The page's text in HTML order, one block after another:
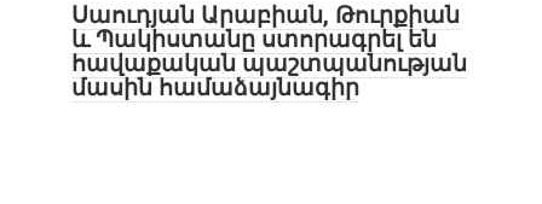
Սաուդյան Արաբիան, Թուրքիան
և Պակիստանը ստորագրել են
հավաքական պաշտպանության
մասին համաձայնագիր